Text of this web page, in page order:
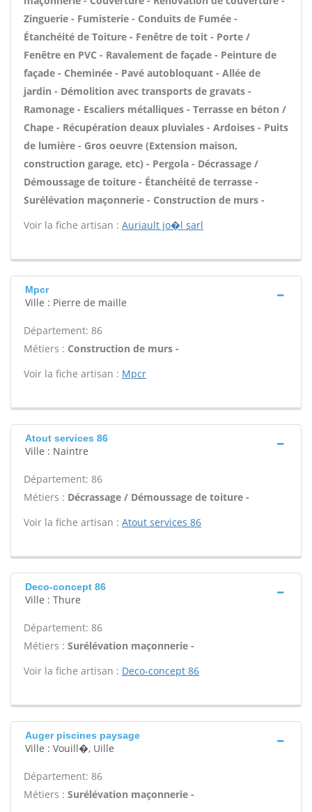
Zinguerie - Fumisterie - Conduits de Fumée -
Étanchéité de Toiture - Fenêtre de toit - Porte /
Fenêtre en PVC - Ravalement de façade - Peinture de
façade - Cheminée - Pavé autobloquant - Allée de
jardin - Démolition avec transports de gravats -
Ramonage - Escaliers métalliques - Terrasse en béton /
Chape - Récupération deaux pluviales - Ardoises - Puits
de lumière - Gros oeuvre (Extension maison,
construction garage, etc) - Pergola - Décrassage /
Démoussage de toiture - Étanchéité de terrasse -
Surélévation maçonnerie - Construction de murs -
Voir la fiche artisan : Auriault jo�l sarl
Mpcr
Ville : Pierre de maille
Département: 86
Métiers : Construction de murs -
Voir la fiche artisan : Mpcr
Atout services 86
Ville : Naintre
Département: 86
Métiers : Décrassage / Démoussage de toiture -
Voir la fiche artisan : Atout services 86
Deco-concept 86
Ville : Thure
Département: 86
Métiers : Surélévation maçonnerie -
Voir la fiche artisan : Deco-concept 86
Auger piscines paysage
Ville : Vouill�, Uille
Département: 86
Métiers : Surélévation maçonnerie -